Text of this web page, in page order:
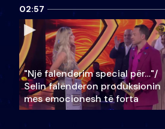
02:57
"Një falenderim special për…"/
Selin falënderon produksionin
mes emocionesh të forta